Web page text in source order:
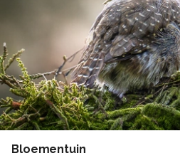
Bloementuin